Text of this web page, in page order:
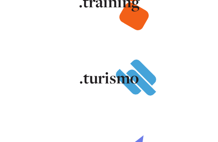
.turismo